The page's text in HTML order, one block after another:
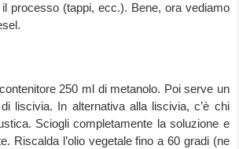
processo (tappi, ecc.). Bene, ora vediamo
250 ml di metanolo. Poi serve un
liscivia. In alternativa alla liscivia, c’è chi
Sciogli completamente la soluzione e
Riscalda l’olio vegetale fino a 60 gradi (ne